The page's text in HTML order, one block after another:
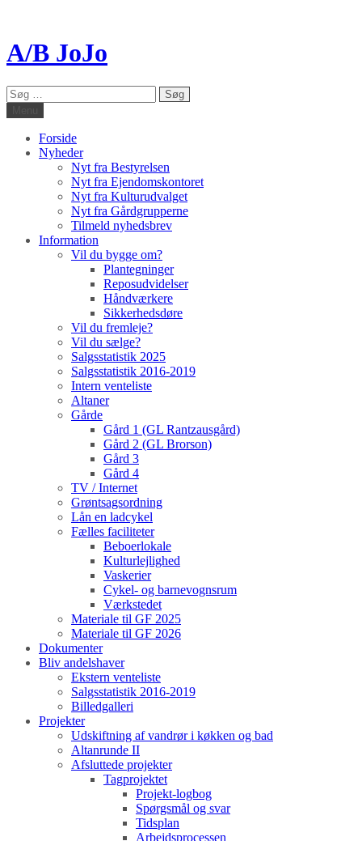
A/B JoJo
Søg
efter:
Forside
Nyheder
Nyt fra Bestyrelsen
Nyt fra Ejendomskontoret
Nyt fra Kulturudvalget
Nyt fra Gårdgrupperne
Tilmeld nyhedsbrev
Information
Vil du bygge om?
Plantegninger
Reposudvidelser
Håndværkere
Sikkerhedsdøre
Vil du fremleje?
Vil du sælge?
Salgsstatistik 2025
Salgsstatistik 2016-2019
Intern venteliste
Altaner
Gårde
Gård 1 (GL Rantzausgård)
Gård 2 (GL Brorson)
Gård 3
Gård 4
TV / Internet
Grøntsagsordning
Lån en ladcykel
Fælles faciliteter
Beboerlokale
Kulturlejlighed
Vaskerier
Cykel- og barnevognsrum
Værkstedet
Materiale til GF 2025
Materiale til GF 2026
Dokumenter
Bliv andelshaver
Ekstern venteliste
Salgsstatistik 2016-2019
Billedgalleri
Projekter
Udskiftning af vandrør i køkken og bad
Altanrunde II
Afsluttede projekter
Tagprojektet
Projekt-logbog
Spørgsmål og svar
Tidsplan
Arbejdsprocessen